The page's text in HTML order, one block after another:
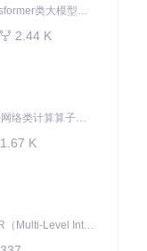
本项目是CANN提供的transformer类大模型算子库，实现网络在NPU上加速计算。
2.44 K
本项目是CANN提供的神经网络类计算算子库，实现网络在NPU上加速计算。
1.67 K
AscendNPU-IR是基于MLIR（Multi-Level Intermediate Representation）构建的，面向昇腾亲和算子编译时使用的中间表示，提供昇腾完备表达能力，通过编译优化提升昇腾AI处理器计算效率，支持通过生态框架使能昇腾AI处理器与深度调优